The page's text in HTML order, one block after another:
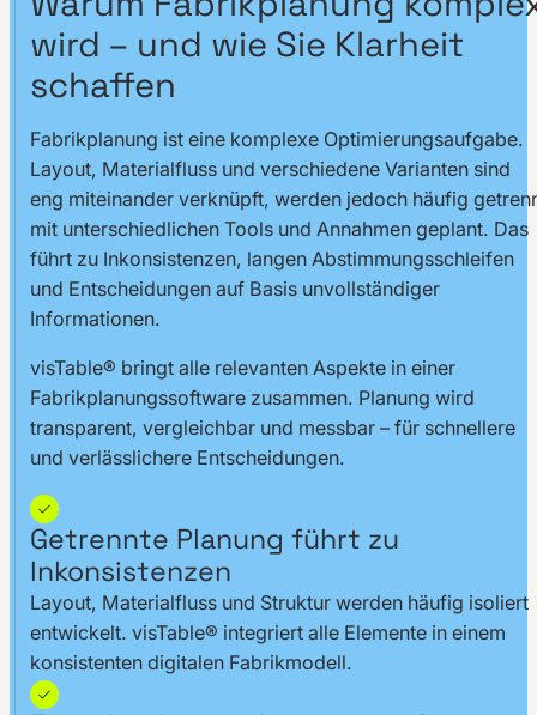
wird – und wie Sie Klarheit
schaffen
Fabrikplanung ist eine komplexe Optimierungsaufgabe.
Layout, Materialfluss und verschiedene Varianten sind
eng miteinander verknüpft, werden jedoch häufig
mit unterschiedlichen Tools und Annahmen geplant. Das
führt zu Inkonsistenzen, langen Abstimmungsschleifen
und Entscheidungen auf Basis unvollständiger
Informationen.
visTable® bringt alle relevanten Aspekte in einer
Fabrikplanungssoftware zusammen. Planung wird
transparent, vergleichbar und messbar – für schnellere
und verlässlichere Entscheidungen.
Getrennte Planung führt zu
Inkonsistenzen
Layout, Materialfluss und Struktur werden häufig isoliert
entwickelt. visTable® integriert alle Elemente in einem
konsistenten digitalen Fabrikmodell.